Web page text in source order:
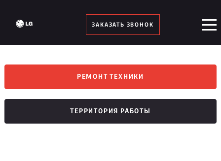
ЗАКАЗАТЬ ЗВОНОК
РЕМОНТ ТЕХНИКИ
ТЕРРИТОРИЯ РАБОТЫ